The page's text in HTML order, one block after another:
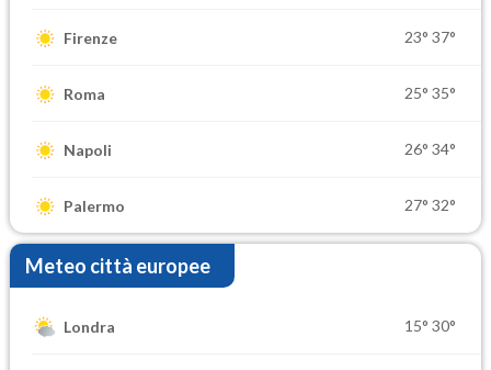
Firenze 23° 37°
Roma 25° 35°
Napoli 26° 34°
Palermo 27° 32°
Meteo città europee
Londra 15° 30°